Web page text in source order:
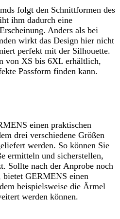
folgt den Schnittformen des
ihm dadurch eine
Anders als bei
wirkt das Design hier nicht
perfekt mit der Silhouette.
von XS bis 6XL erhältlich,
Passform finden kann.
einen praktischen
drei verschiedene Größen
werden. So können Sie
ermitteln und sicherstellen,
Sollte nach der Anprobe noch
bietet GERMENS einen
beispielsweise die Ärmel
werden können.